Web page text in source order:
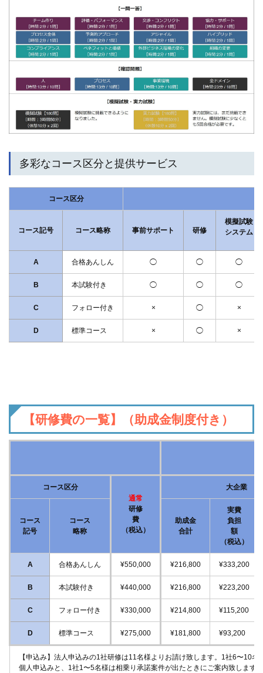
多彩なコース区分と提供サービス
コース区分
コース記号 コース略称 事前サポート 研修
模擬試験
システム
A 合格あんしん ◯ ◯ ◯
B 本試験付き ◯ ◯ ◯
C フォロー付き × ◯ ×
D 標準コース × ◯ ×
【研修費の一覧】（助成金制度付き）
コース区分
通常
研修
費
（税込）
大企業
コース
記号
コース
略称
助成金
合計
実費
負担
額
（税込）
A 合格あんしん ¥550,000 ¥216,800 ¥333,200
B 本試験付き ¥440,000 ¥216,800 ¥223,200
C フォロー付き ¥330,000 ¥214,800 ¥115,200
D 標準コース ¥275,000 ¥181,800 ¥93,200
【申込み】法人申込みの1社研修は11名様よりお請け致します。1社6〜10
個人申込みと、1社1〜5名様は相乗り承諾案件が出たときにご案内致します